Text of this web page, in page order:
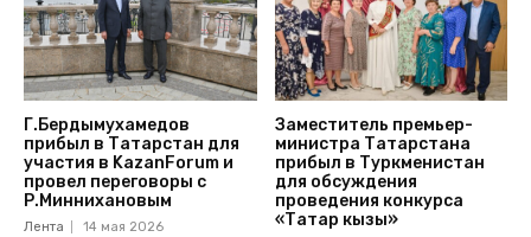
Г.Бердымухамедов
прибыл в Татарстан для
участия в KazanForum и
провел переговоры с
Р.Миннихановым
Лента 14 мая 2026
Заместитель премьер-
министра Татарстана
прибыл в Туркменистан
для обсуждения
проведения конкурса
«Татар кызы»